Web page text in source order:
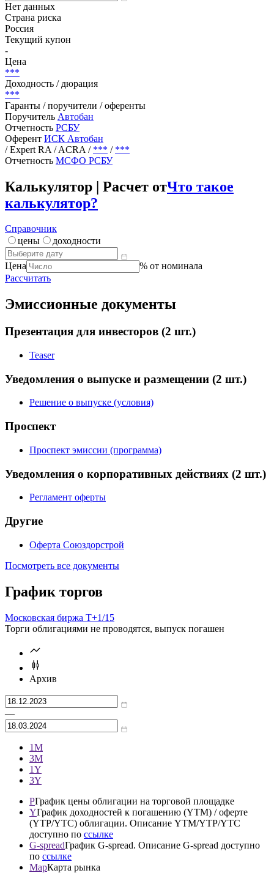
Нет данных
Страна риска
Россия
Текущий купон
-
Цена
***
Доходность / дюрация
***
Гаранты / поручители / оференты
Поручитель Автобан
Отчетность РСБУ
Оферент ИСК Автобан
/ Expert RA / ACRA / *** / ***
Отчетность МСФО РСБУ
Калькулятор | Расчет отЧто такое
калькулятор?
Справочник
цены
доходности
Цена
% от номинала
Рассчитать
Эмиссионные документы
Презентация для инвесторов (2 шт.)
Teaser
Уведомления о выпуске и размещении (2 шт.)
Решение о выпуске (условия)
Проспект
Проспект эмиссии (программа)
Уведомления о корпоративных действиях (2 шт.)
Регламент оферты
Другие
Оферта Союздорстрой
Посмотреть все документы
График торгов
Московская биржа Т+1/15
Торги облигациями не проводятся, выпуск погашен
Архив
—
1М
3М
1Y
3Y
PГрафик цены облигации на торговой площадке
YГрафик доходностей к погашению (YTM) / оферте
(YTP/YTC) облигации. Описание YTM/YTP/YTC
доступно по ссылке
G-spreadГрафик G-spread. Описание G-spread доступно
по ссылке
MapКарта рынка